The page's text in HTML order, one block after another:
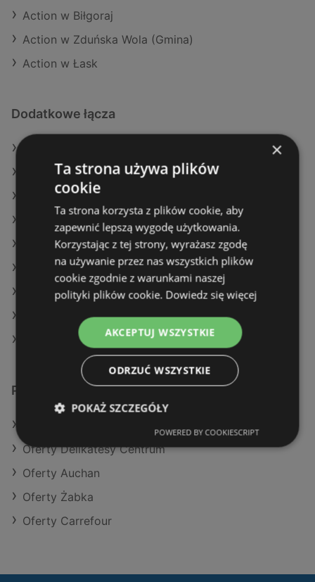
Action w Biłgoraj
Action w Zduńska Wola (Gmina)
Action w Łask
Dodatkowe łącza
Oferty Eurocash
Oferty Gram Market
Aktualne gazetki Makro
Aktualne gazetki Carrefour
Aktualne gazetki Gram Market
Aktualne gazetki Dino
Aktualne gazetki Auchan
Sklepy Action w Police
Podobne sklepy detaliczne
Oferty Delikatesy Centrum
Oferty Auchan
Oferty Żabka
Oferty Carrefour
×
Ta strona używa plików
cookie
Ta strona korzysta z plików cookie, aby
zapewnić lepszą wygodę użytkowania.
Korzystając z tej strony, wyrażasz zgodę
na używanie przez nas wszystkich plików
cookie zgodnie z warunkami naszej
polityki plików cookie. Dowiedz się więcej
AKCEPTUJ WSZYSTKIE
ODRZUĆ WSZYSTKIE
POKAŻ SZCZEGÓŁY
POWERED BY COOKIESCRIPT